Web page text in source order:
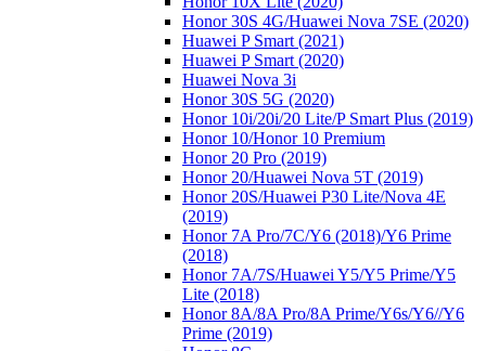
Honor 30S 4G/Huawei Nova 7SE (2020)
Huawei P Smart (2021)
Huawei P Smart (2020)
Huawei Nova 3i
Honor 30S 5G (2020)
Honor 10i/20i/20 Lite/P Smart Plus (2019)
Honor 10/Honor 10 Premium
Honor 20 Pro (2019)
Honor 20/Huawei Nova 5T (2019)
Honor 20S/Huawei P30 Lite/Nova 4E
(2019)
Honor 7A Pro/7C/Y6 (2018)/Y6 Prime
(2018)
Honor 7A/7S/Huawei Y5/Y5 Prime/Y5
Lite (2018)
Honor 8A/8A Pro/8A Prime/Y6s/Y6//Y6
Prime (2019)